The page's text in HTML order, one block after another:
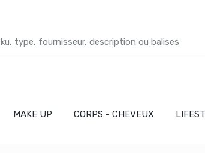
MAKE UP CORPS - CHEVEUX